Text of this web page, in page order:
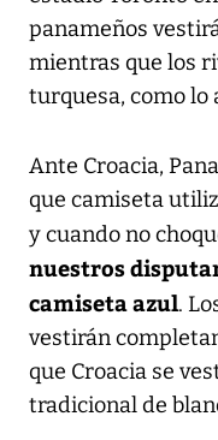
panameños
mientras que los
turquesa, como lo
Ante Croacia,
que camiseta
y cuando no
nuestros
camiseta azul.
vestirán
que Croacia se
tradicional de